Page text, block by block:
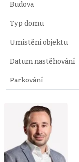
Budova
Typ domu
Umístění objektu
Datum nastěhování
Parkování